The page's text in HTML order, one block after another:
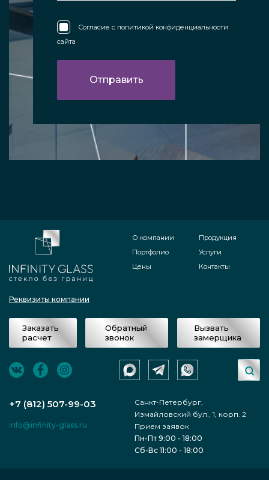
Согласие с политикой конфиденциальности
сайта
Реквизиты компании
О компании
Портфолио
Цены
Продукция
Услуги
Контакты
Заказать
расчет
Обратный
звонок
Вызвать
замерщика
+7 (812) 507-99-03
Санкт-Петербург,
Измайловский бул., 1, корп. 2
info@infinity-glass.ru
Прием заявок
Пн-Пт 9:00 - 18:00
Сб-Вс 11:00 - 18:00